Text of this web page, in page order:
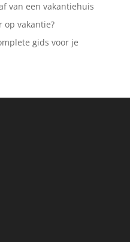
van een vakantiehuis
op vakantie?
gids voor je